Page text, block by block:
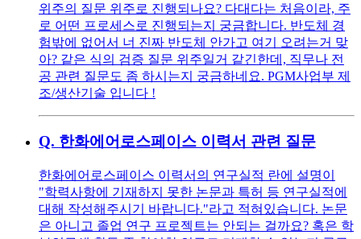
위주의 질문 위주로 진행되나요? 다대다는 처음이라, 주
로 어떤 프로세스로 진행되는지 궁금합니다. 반도체 경
험밖에 없어서 너 진짜 반도체 안가고 여기 오려는거 맞
아? 같은 식의 검증 질문 위주일거 같긴한데, 직무나 전
공 관련 질문도 좀 하시는지 궁금하네요. PGM사업부 제
조/생산기술 입니다 !
Q. 한화에어로스페이스 이력서 관련 질문
한화에어로스페이스 이력서의 연구실적 란에 설명이
"학력사항에 기재하지 못한 논문과 특허 등 연구실적에
대해 작성해주시기 바랍니다."라고 적혀있습니다. 논문
은 아니고 졸업 연구 프로젝트는 안되는 걸까요? 혹은 학